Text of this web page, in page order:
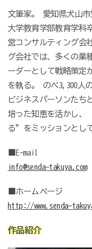
文筆家。 愛知県犬山
大学教育学部教育学科
営コンサルティング会
グ会社では、多くの業
ーダーとして戦略策定
を執る。 のべ3,300人
ビジネスパーソンたち
培った知恵を活かし、
る”をミッションとし
■E-mail
info@senda-takuya.com
■ホームページ
http://www.senda-
作品紹介